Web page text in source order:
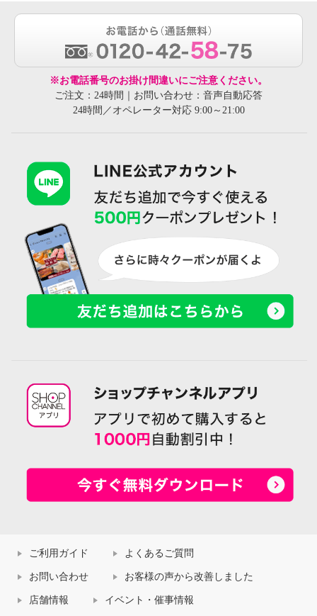
※お電話番号のお掛け間違いにご注意ください。
ご注文：24時間｜お問い合わせ：音声自動応答
24時間／オペレーター対応 9:00～21:00
ご利用ガイド よくあるご質問
お問い合わせ お客様の声から改善しました
店舗情報 イベント・催事情報